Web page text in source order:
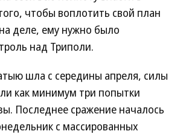
чтобы воплотить свой план
деле, ему нужно было
над Триполи.
шла с середины апреля, силы
как минимум три попытки
Последнее сражение началось
с массированных